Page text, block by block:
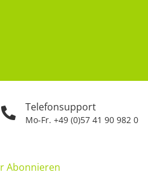
Telefonsupport
Mo-Fr. +49 (0)57 41 90 982 0
Abonnieren